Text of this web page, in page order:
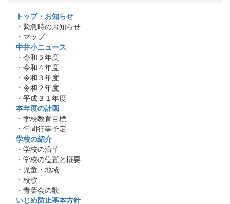
トップ・お知らせ
・緊急時のお知らせ
・マップ
中井小ニュース
・令和５年度
・令和４年度
・令和３年度
・令和２年度
・平成３１年度
本年度の計画
・学校教育目標
・年間行事予定
学校の紹介
・学校の沿革
・学校の位置と概要
・児童・地域
・校歌
・青葉会の歌
いじめ防止基本方針